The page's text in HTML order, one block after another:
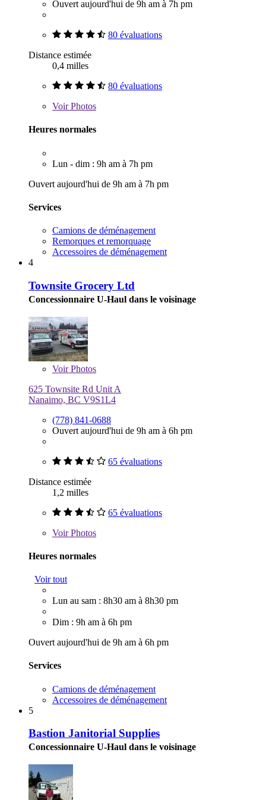
Ouvert aujourd'hui de 9h am à 7h pm
80 évaluations
Distance estimée
0,4 milles
80 évaluations
VoirPhotos
Heures normales
Lun - dim : 9h am à 7h pm
Ouvert aujourd'hui de 9h am à 7h pm
Services
Camions de déménagement
Remorques et remorquage
Accessoires de déménagement
4
Townsite Grocery Ltd
Concessionnaire U-Haul dans le voisinage
VoirPhotos
625 Townsite Rd Unit A
Nanaimo, BC V9S1L4
(778) 841-0688
Ouvert aujourd'hui de 9h am à 6h pm
65 évaluations
Distance estimée
1,2 milles
65 évaluations
VoirPhotos
Heures normales
Voir tout
Lun au sam : 8h30 am à 8h30 pm
Dim : 9h am à 6h pm
Ouvert aujourd'hui de 9h am à 6h pm
Services
Camions de déménagement
Accessoires de déménagement
5
Bastion Janitorial Supplies
Concessionnaire U-Haul dans le voisinage